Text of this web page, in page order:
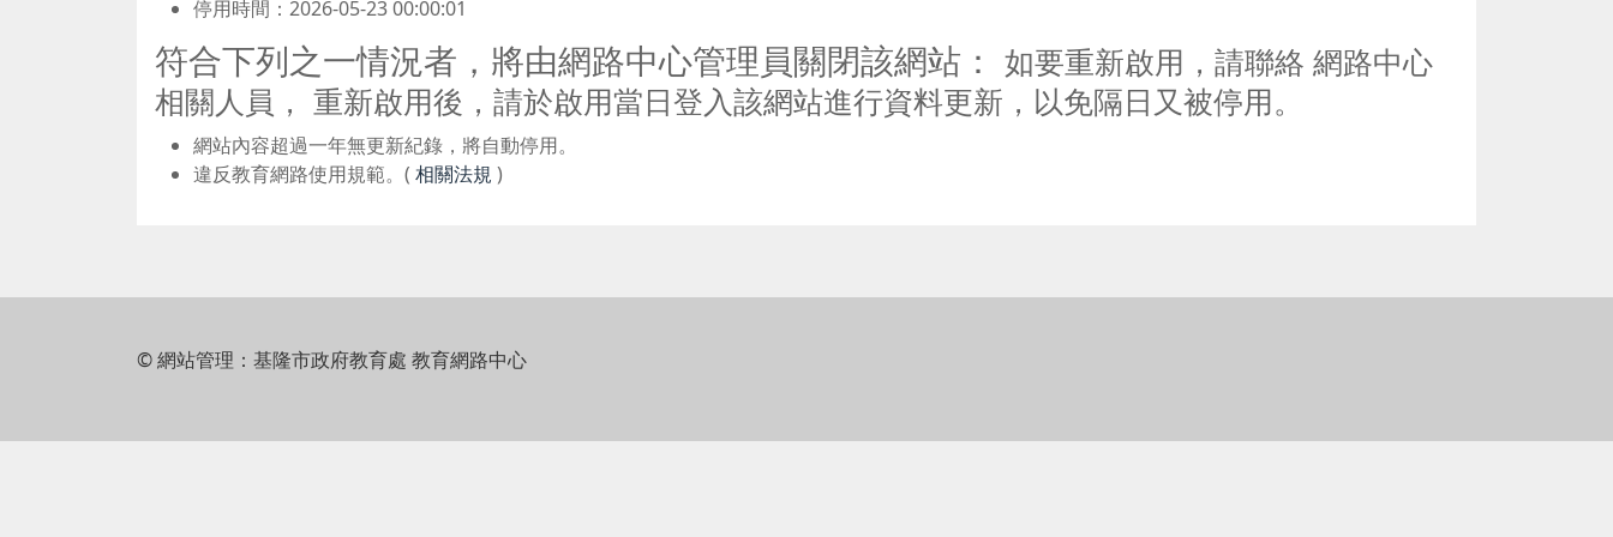
停用時間：2026-05-23 00:00:01
符合下列之一情況者，將由網路中心管理員關閉該網站： 如要重新啟用，請聯絡 網路中心
相關人員， 重新啟用後，請於啟用當日登入該網站進行資料更新，以免隔日又被停用。
網站內容超過一年無更新紀錄，將自動停用。
違反教育網路使用規範。( 相關法規 )
© 網站管理：基隆市政府教育處 教育網路中心